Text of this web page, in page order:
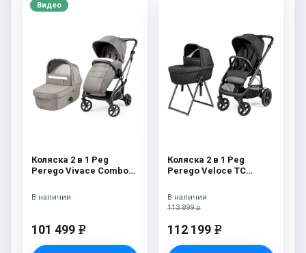
Видео
Коляска 2 в 1 Peg
Perego Vivace Combo
101 499 e
В наличии
Коляска 2 в 1 Peg
Perego Veloce TC
New
113 899 р
112 199 e
В наличии